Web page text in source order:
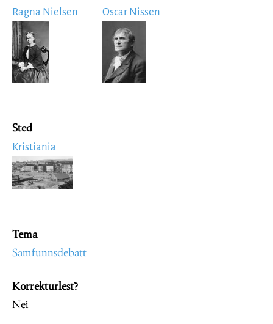
Ragna Nielsen
Image
Oscar Nissen
Image
Sted
Kristiania
Image
Tema
Samfunnsdebatt
Korrekturlest?
Nei